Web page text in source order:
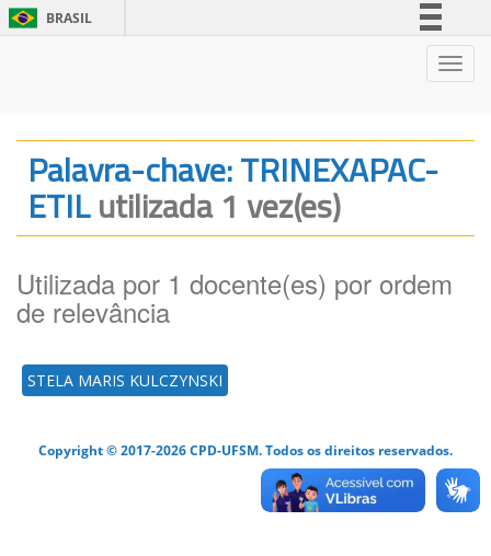
BRASIL
Legislação
Canais
Palavra-chave: TRINEXAPAC-
ETILutilizada 1 vez(es)
Utilizada por 1 docente(es) por ordem
de relevância
STELA MARIS KULCZYNSKI
Copyright © 2017-2026 CPD-UFSM. Todos os direitos reservados.